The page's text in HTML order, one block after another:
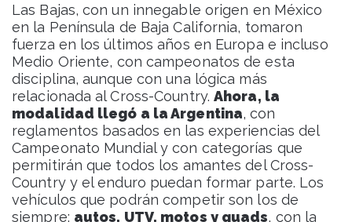
Las Bajas, con un innegable origen en México
en la Península de Baja California, tomaron
fuerza en los últimos años en Europa e incluso
Medio Oriente, con campeonatos de esta
disciplina, aunque con una lógica más
relacionada al Cross-Country.Ahora, la
modalidad llegó a la Argentina, con
reglamentos basados en las experiencias del
Campeonato Mundial y con categorías que
permitirán que todos los amantes del Cross-
Country y el enduro puedan formar parte. Los
vehículos que podrán competir son los de
siempre: autos, UTV, motos y quads, con la